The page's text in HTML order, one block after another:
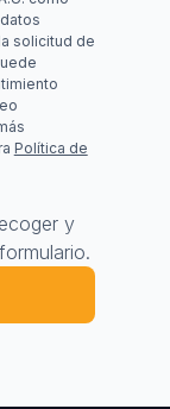
solicitud de
Política de
y